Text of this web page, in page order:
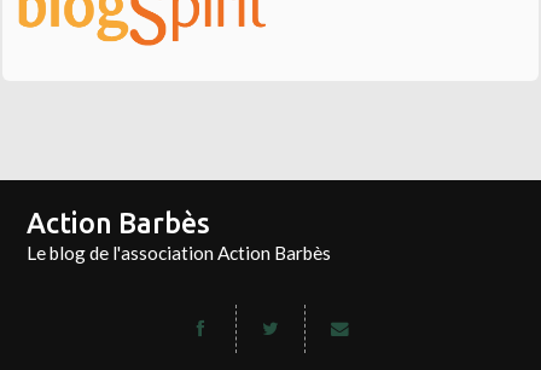
Action Barbès
Le blog de l'association Action Barbès